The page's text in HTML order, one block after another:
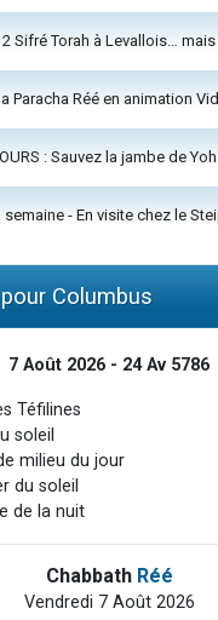
Sifré Torah à Levallois… mais
Paracha Réé en animation
: Sauvez la jambe de
- En visite chez le
Columbus
7 Août 2026 - 24 Av 5786
Téfilines
soleil
milieu du jour
du soleil
de la nuit
Chabbath Réé
Vendredi 7 Août 2026